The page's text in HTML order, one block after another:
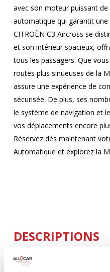
avec son moteur puissant
automatique qui garantit
CITROËN C3 Aircross se
et son intérieur spacieux,
tous les passagers. Que
routes plus sinueuses de la
assure une expérience de
sécurisée. De plus, ses
le système de navigation et
vos déplacements encore
Réservez dès maintenant
Automatique et explorez la
DESCRIPTIONS